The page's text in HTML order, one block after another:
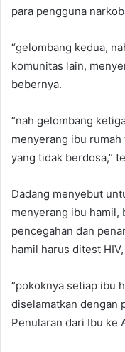
para pengguna
“gelombang kedua,
komunitas lain,
bebernya.
“nah gelombang
menyerang ibu
yang tidak berdosa,”
Dadang menyebut
menyerang ibu hamil,
pencegahan dan
hamil harus ditest
“pokoknya setiap ibu
diselamatkan dengan
Penularan dari Ibu ke